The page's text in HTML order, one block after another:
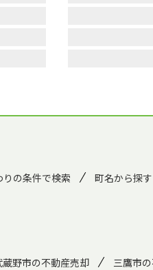
りの条件で検索 町名から探す
蔵野市の不動産売却 三鷹市